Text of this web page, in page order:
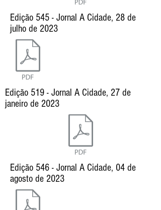
Edição 545 - Jornal A Cidade, 28 de
julho de 2023
Edição 519 - Jornal A Cidade, 27 de
janeiro de 2023
Edição 546 - Jornal A Cidade, 04 de
agosto de 2023